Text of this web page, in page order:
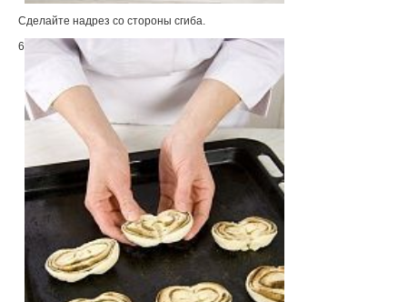
Сделайте надрез со стороны сгиба.
6